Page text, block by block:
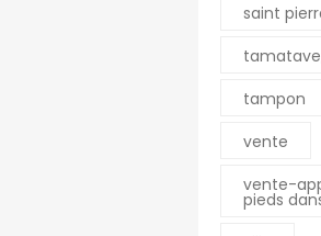
saint
tampon
vente
vente-
pieds
4 avenue Jean-Jaures 97470 SAINT